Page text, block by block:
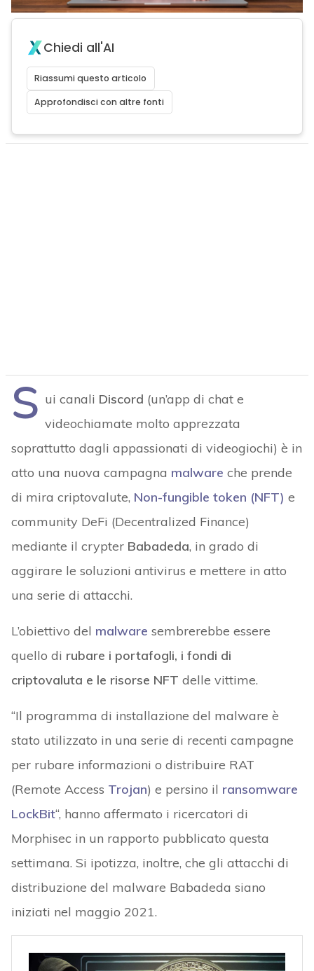
Chiedi all'AI
Riassumi questo articolo
Approfondisci con altre fonti
S ui canali Discord (un’app di chat e
videochiamate molto apprezzata
soprattutto dagli appassionati di videogiochi) è in
atto una nuova campagna malware che prende
di mira criptovalute, Non-fungible token (NFT) e
community DeFi (Decentralized Finance)
mediante il crypter Babadeda, in grado di
aggirare le soluzioni antivirus e mettere in atto
una serie di attacchi.
L’obiettivo del malware sembrerebbe essere
quello di rubare i portafogli, i fondi di
criptovaluta e le risorse NFT delle vittime.
“Il programma di installazione del malware è
stato utilizzato in una serie di recenti campagne
per rubare informazioni o distribuire RAT
(Remote Access Trojan) e persino il ransomware
LockBit“, hanno affermato i ricercatori di
Morphisec in un rapporto pubblicato questa
settimana. Si ipotizza, inoltre, che gli attacchi di
distribuzione del malware Babadeda siano
iniziati nel maggio 2021.